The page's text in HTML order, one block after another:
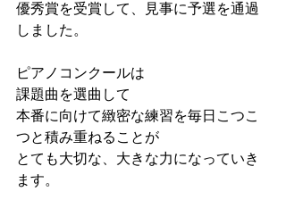
優秀賞を受賞して、見事に予選を通過
しました。
ピアノコンクールは
課題曲を選曲して
本番に向けて緻密な練習を毎日こつこ
つと積み重ねることが
とても大切な、大きな力になっていき
ます。